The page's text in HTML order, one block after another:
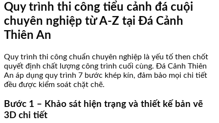
Quy trình thi công tiểu cảnh đá cuội
chuyên nghiệp từ A-Z tại Đá Cảnh
Thiên An
Quy trình thi công chuẩn chuyên nghiệp là yếu tố then chốt
quyết định chất lượng công trình cuối cùng. Đá Cảnh Thiên
An áp dụng quy trình 7 bước khép kín, đảm bảo mọi chi tiết
đều được kiểm soát chặt chẽ.
Bước 1 – Khảo sát hiện trạng và thiết kế bản vẽ
3D chi tiết